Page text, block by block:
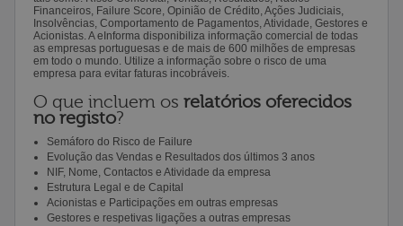
Financeiros, Failure Score, Opinião de Crédito, Ações Judiciais,
Insolvências, Comportamento de Pagamentos, Atividade, Gestores e
Acionistas. A eInforma disponibiliza informação comercial de todas
as empresas portuguesas e de mais de 600 milhões de empresas
em todo o mundo. Utilize a informação sobre o risco de uma
empresa para evitar faturas incobráveis.
O que incluem os relatórios oferecidos
no registo?
Semáforo do Risco de Failure
Evolução das Vendas e Resultados dos últimos 3 anos
NIF, Nome, Contactos e Atividade da empresa
Estrutura Legal e de Capital
Acionistas e Participações em outras empresas
Gestores e respetivas ligações a outras empresas